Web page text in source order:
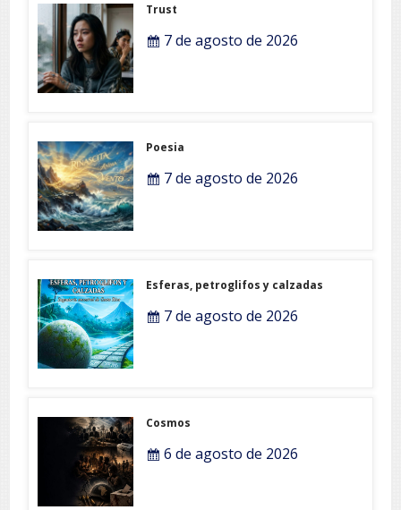
Trust
7 de agosto de 2026
Poesia
7 de agosto de 2026
Esferas, petroglifos y calzadas
7 de agosto de 2026
Cosmos
6 de agosto de 2026